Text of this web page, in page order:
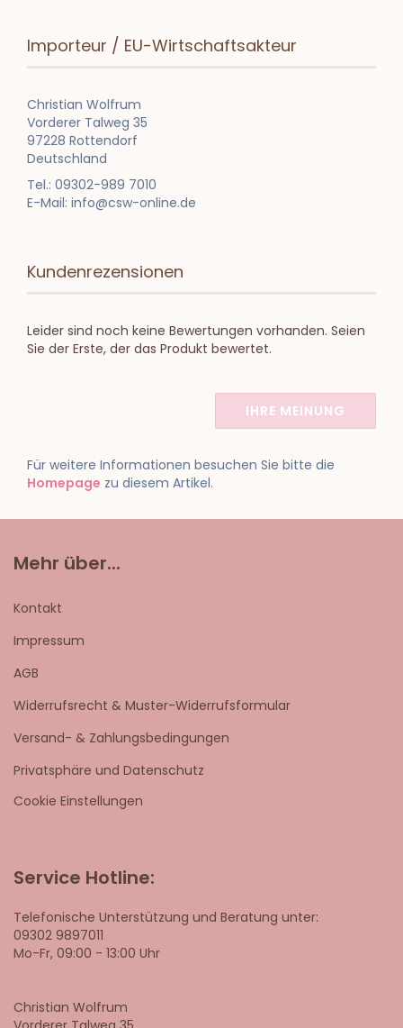
Importeur / EU-Wirtschaftsakteur
Christian Wolfrum
Vorderer Talweg 35
97228 Rottendorf
Deutschland
Tel.: 09302-989 7010
E-Mail: info@csw-online.de
Kundenrezensionen
Leider sind noch keine Bewertungen vorhanden. Seien
Sie der Erste, der das Produkt bewertet.
IHRE MEINUNG
Für weitere Informationen besuchen Sie bitte die
Homepage zu diesem Artikel.
Mehr über...
Kontakt
Impressum
AGB
Widerrufsrecht & Muster-Widerrufsformular
Versand- & Zahlungsbedingungen
Privatsphäre und Datenschutz
Cookie Einstellungen
Service Hotline:
Telefonische Unterstützung und Beratung unter:
09302 9897011
Mo-Fr, 09:00 - 13:00 Uhr
Christian Wolfrum